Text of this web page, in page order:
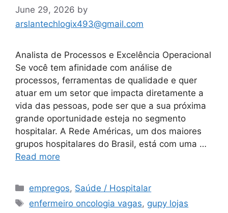
June 29, 2026 by
arslantechlogix493@gmail.com
Analista de Processos e Excelência Operacional
Se você tem afinidade com análise de
processos, ferramentas de qualidade e quer
atuar em um setor que impacta diretamente a
vida das pessoas, pode ser que a sua próxima
grande oportunidade esteja no segmento
hospitalar. A Rede Américas, um dos maiores
grupos hospitalares do Brasil, está com uma …
Read more
Categories
empregos, Saúde / Hospitalar
Tags
enfermeiro oncologia vagas, gupy lojas